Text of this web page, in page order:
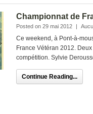
Championnat de
Posted on 29 mai 2012 |
Ce weekend, à Pont-à-
France Vétéran 2012.
compétition. Sylvie
Continue Reading...